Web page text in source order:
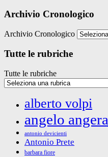
Archivio Cronologico
Archivio Cronologico
Tutte le rubriche
Tutte le rubriche
alberto volpi
angelo angera
antonio devicienti
Antonio Prete
barbara fiore